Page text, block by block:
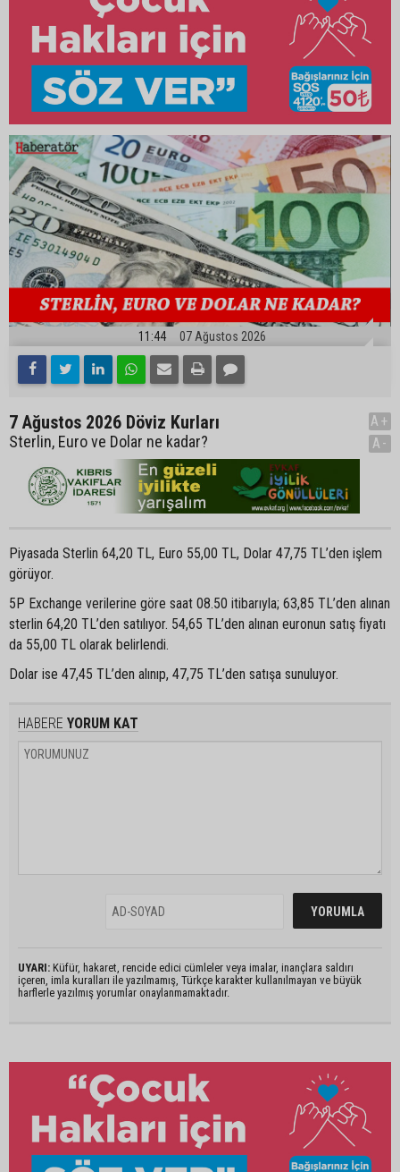
11:44 07 Ağustos 2026
7 Ağustos 2026 Döviz Kurları
Sterlin, Euro ve Dolar ne kadar?
A+
A-
Piyasada Sterlin 64,20 TL, Euro 55,00 TL, Dolar 47,75 TL’den işlem
görüyor.
5P Exchange verilerine göre saat 08.50 itibarıyla; 63,85 TL’den alınan
sterlin 64,20 TL’den satılıyor. 54,65 TL’den alınan euronun satış fiyatı
da 55,00 TL olarak belirlendi.
Dolar ise 47,45 TL’den alınıp, 47,75 TL’den satışa sunuluyor.
HABERE YORUM KAT
UYARI: Küfür, hakaret, rencide edici cümleler veya imalar, inançlara saldırı
içeren, imla kuralları ile yazılmamış, Türkçe karakter kullanılmayan ve büyük
harflerle yazılmış yorumlar onaylanmamaktadır.